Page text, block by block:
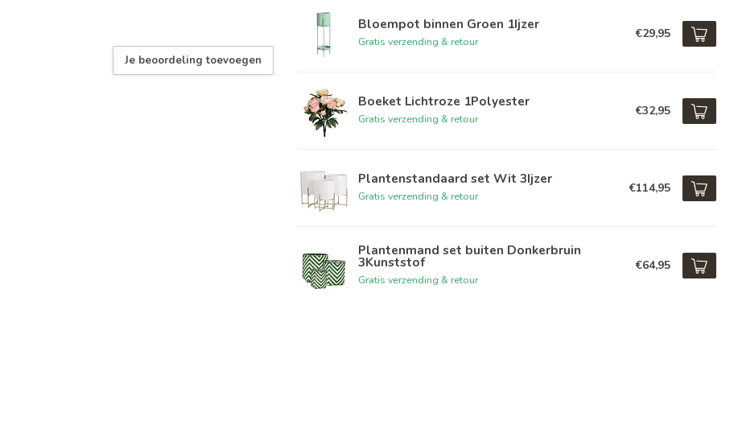
Je beoordeling toevoegen
Bloempot binnen Groen 1Ijzer
Gratis verzending & retour
€29,95
Boeket Lichtroze 1Polyester
Gratis verzending & retour
€32,95
Plantenstandaard set Wit 3Ijzer
Gratis verzending & retour
€114,95
Plantenmand set buiten Donkerbruin
3Kunststof
Gratis verzending & retour
€64,95